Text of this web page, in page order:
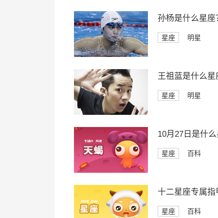
孙杨是什么星座
星座 明星
王祖蓝是什么星
星座 明星
10月27日是什
星座 百科
十二星座专属指
星座 百科